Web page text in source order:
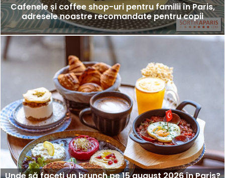
Cafenele și coffee shop-uri pentru familii în Paris,
adresele noastre recomandate pentru copii